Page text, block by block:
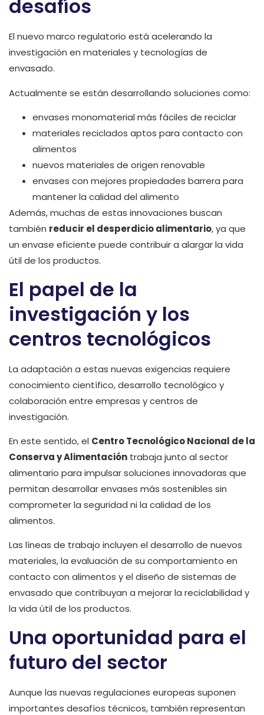
desafíos
El nuevo marco regulatorio está acelerando la
investigación en materiales y tecnologías de
envasado.
Actualmente se están desarrollando soluciones como:
envases monomaterial más fáciles de reciclar
materiales reciclados aptos para contacto con
alimentos
nuevos materiales de origen renovable
envases con mejores propiedades barrera para
mantener la calidad del alimento
Además, muchas de estas innovaciones buscan
también reducir el desperdicio alimentario, ya que
un envase eficiente puede contribuir a alargar la vida
útil de los productos.
El papel de la
investigación y los
centros tecnológicos
La adaptación a estas nuevas exigencias requiere
conocimiento científico, desarrollo tecnológico y
colaboración entre empresas y centros de
investigación.
En este sentido, el Centro Tecnológico Nacional de la
Conserva y Alimentación trabaja junto al sector
alimentario para impulsar soluciones innovadoras que
permitan desarrollar envases más sostenibles sin
comprometer la seguridad ni la calidad de los
alimentos.
Las líneas de trabajo incluyen el desarrollo de nuevos
materiales, la evaluación de su comportamiento en
contacto con alimentos y el diseño de sistemas de
envasado que contribuyan a mejorar la reciclabilidad y
la vida útil de los productos.
Una oportunidad para el
futuro del sector
Aunque las nuevas regulaciones europeas suponen
importantes desafíos técnicos, también representan